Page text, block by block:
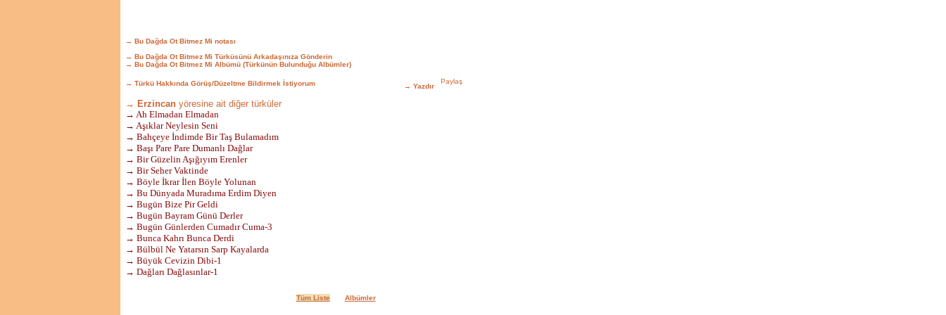
→ Bu Dağda Ot Bitmez Mi notası
→ Bu Dağda Ot Bitmez Mi Türküsünü Arkadaşınıza Gönderin
→ Bu Dağda Ot Bitmez Mi Albümü (Türkünün Bulunduğu Albümler)
→ Türkü Hakkında Görüş/Düzeltme Bildirmek İstiyorum → Yazdır
→ Erzincan yöresine ait diğer türküler
→ Ah Elmadan Elmadan
→ Aşıklar Neylesin Seni
→ Bahçeye İndimde Bir Taş Bulamadım
→ Başı Pare Pare Dumanlı Dağlar
→ Bir Güzelin Aşığıyım Erenler
→ Bir Seher Vaktinde
→ Böyle İkrar İlen Böyle Yolunan
→ Bu Dünyada Muradıma Erdim Diyen
→ Bugün Bize Pir Geldi
→ Bugün Bayram Günü Derler
→ Bugün Günlerden Cumadır Cuma-3
→ Bunca Kahrı Bunca Derdi
→ Bülbül Ne Yatarsın Sarp Kayalarda
→ Büyük Cevizin Dibi-1
→ Dağları Dağlasınlar-1
Tüm Liste Albümler